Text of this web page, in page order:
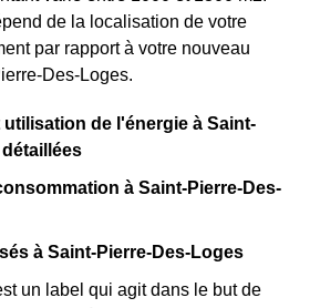
de la localisation de votre
par rapport à votre nouveau
Des-Loges.
de l'énergie à Saint-
à Saint-Pierre-Des-
à Saint-Pierre-Des-Loges
un label qui agit dans le but de